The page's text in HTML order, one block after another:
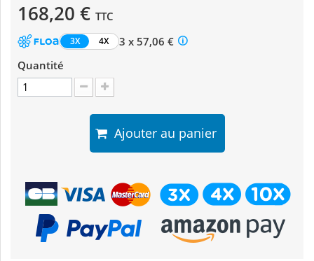
168,20 € TTC
3X 4X
3 x 57,06 €
Quantité
Ajouter au panier